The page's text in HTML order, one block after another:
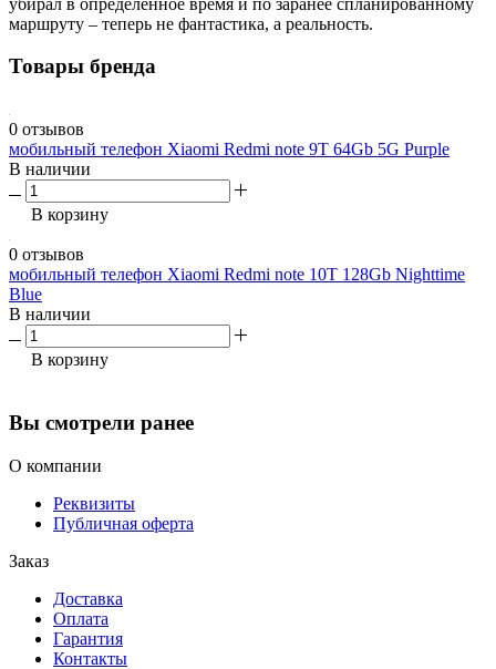
маршруту – теперь не фантастика, а реальность.
Товары бренда
0 отзывов
мобильный телефон Xiaomi Redmi note 9T 64Gb 5G Purple
В наличии
В корзину
0 отзывов
мобильный телефон Xiaomi Redmi note 10T 128Gb Nighttime
Blue
В наличии
В корзину
Вы смотрели ранее
О компании
Реквизиты
Публичная оферта
Заказ
Доставка
Оплата
Гарантия
Контакты